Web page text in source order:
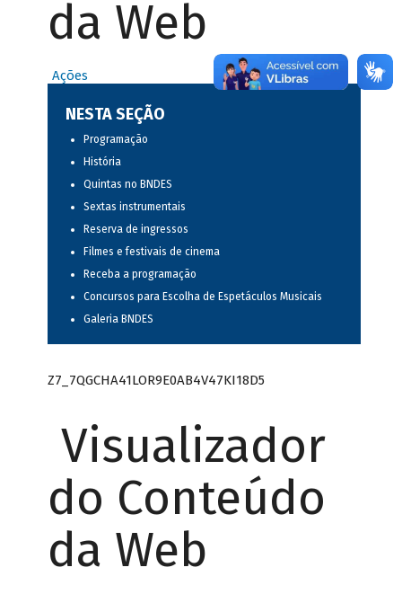
da Web
Ações
NESTA SEÇÃO
Programação
História
Quintas no BNDES
Sextas instrumentais
Reserva de ingressos
Filmes e festivais de cinema
Receba a programação
Concursos para Escolha de Espetáculos Musicais
Galeria BNDES
Z7_7QGCHA41LOR9E0AB4V47KI18D5
Visualizador
do Conteúdo
da Web